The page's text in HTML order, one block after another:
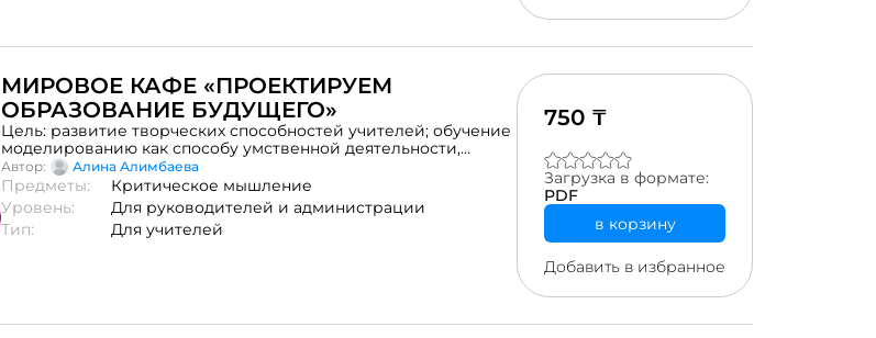
МИРОВОЕ КАФЕ «ПРОЕКТИРУЕМ
ОБРАЗОВАНИЕ БУДУЩЕГО»
Цель: развитие творческих способностей учителей; обучение
моделированию как способу умственной деятельности,
aктуализация коммуникативных навыков при работе в
команде.
Автор: Алина Алимбаева
Предметы:
Критическое мышление
Уровень:
Для руководителей и администрации
Тип:
Для учителей
750 ₸
Загрузка в формате:
PDF
в корзину
Добавить в избранное